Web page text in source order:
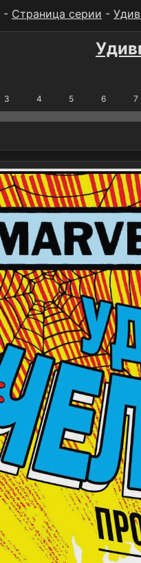
- Страница серии -
3 4 5 6 7